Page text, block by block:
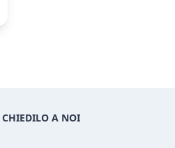
CHIEDILO A NOI